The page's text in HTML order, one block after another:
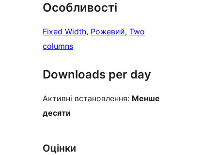
Особливості
Fixed Width, Рожевий, Two
columns
Downloads per day
Активні встановлення: Менше
десяти
Оцінки